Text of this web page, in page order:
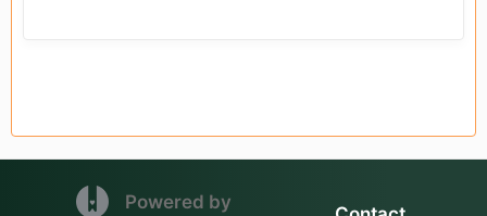
(opens in a new tab)
Powered by